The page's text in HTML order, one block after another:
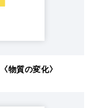
物質の変化〉